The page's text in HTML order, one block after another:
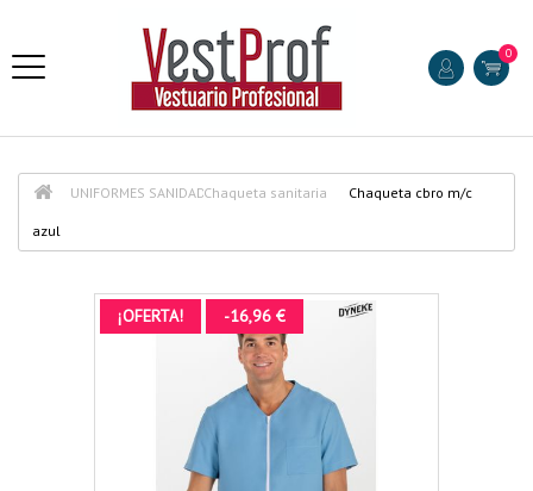
0
UNIFORMES SANIDADChaqueta sanitaria Chaqueta cbro m/c
azul
¡OFERTA! -16,96 €